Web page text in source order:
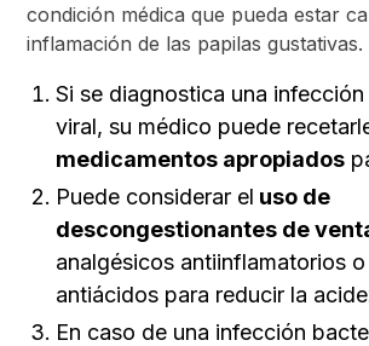
condición médica que pueda estar
inflamación de las papilas gustativas.
Si se diagnostica una
viral, su médico puede
medicamentos apropiados
Puede considerar el uso de
descongestionantes de
analgésicos antiinflamatorios
antiácidos para reducir la
En caso de una infección